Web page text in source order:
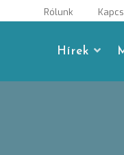
Rólunk
Hírek